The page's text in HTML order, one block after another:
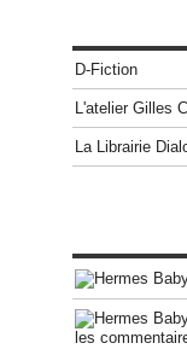
D-Fiction
L'atelier Gilles
La Librairie
les